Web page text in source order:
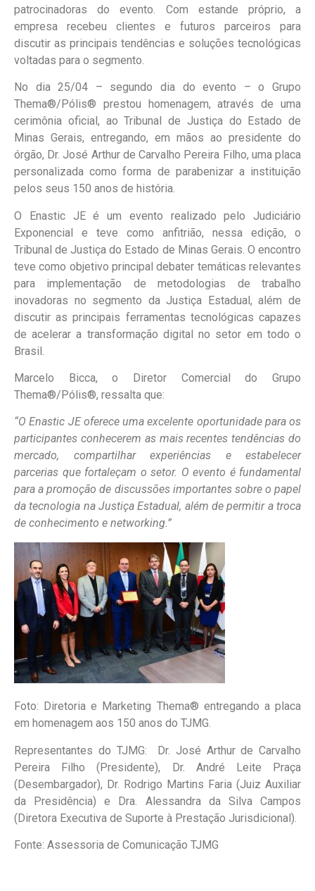
patrocinadoras do evento. Com estande próprio, a
empresa recebeu clientes e futuros parceiros para
discutir as principais tendências e soluções tecnológicas
voltadas para o segmento.
No dia 25/04 – segundo dia do evento – o Grupo
Thema®/Pólis® prestou homenagem, através de uma
cerimônia oficial, ao Tribunal de Justiça do Estado de
Minas Gerais, entregando, em mãos ao presidente do
órgão, Dr. José Arthur de Carvalho Pereira Filho, uma placa
personalizada como forma de parabenizar a instituição
pelos seus 150 anos de história.
O Enastic JE é um evento realizado pelo Judiciário
Exponencial e teve como anfitrião, nessa edição, o
Tribunal de Justiça do Estado de Minas Gerais. O encontro
teve como objetivo principal debater temáticas relevantes
para implementação de metodologias de trabalho
inovadoras no segmento da Justiça Estadual, além de
discutir as principais ferramentas tecnológicas capazes
de acelerar a transformação digital no setor em todo o
Brasil.
Marcelo Bicca, o Diretor Comercial do Grupo
Thema®/Pólis®, ressalta que:
“O Enastic JE oferece uma excelente oportunidade para os
participantes conhecerem as mais recentes tendências do
mercado, compartilhar experiências e estabelecer
parcerias que fortaleçam o setor. O evento é fundamental
para a promoção de discussões importantes sobre o papel
da tecnologia na Justiça Estadual, além de permitir a troca
de conhecimento e networking.”
Foto: Diretoria e Marketing Thema® entregando a placa
em homenagem aos 150 anos do TJMG.
Representantes do TJMG: Dr. José Arthur de Carvalho
Pereira Filho (Presidente), Dr. André Leite Praça
(Desembargador), Dr. Rodrigo Martins Faria (Juiz Auxiliar
da Presidência) e Dra. Alessandra da Silva Campos
(Diretora Executiva de Suporte à Prestação Jurisdicional).
Fonte: Assessoria de Comunicação TJMG